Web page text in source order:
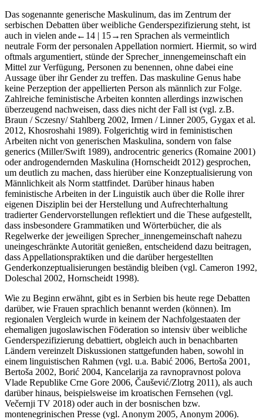
Das sogenannte generische Maskulinum, das im Zentrum der
serbischen Debatten über weibliche Genderspezifizierung steht, ist
auch in vielen ande←14 | 15→ren Sprachen als vermeintlich
neutrale Form der personalen Appellation normiert. Hiermit, so wird
oftmals argumentiert, stünde der Sprecher_innengemeinschaft ein
Mittel zur Verfügung, Personen zu benennen, ohne dabei eine
Aussage über ihr Gender zu treffen. Das maskuline Genus habe
keine Perzeption der appellierten Person als männlich zur Folge.
Zahlreiche feministische Arbeiten konnten allerdings inzwischen
überzeugend nachweisen, dass dies nicht der Fall ist (vgl. z.B.
Braun / Sczesny/ Stahlberg 2002, Irmen / Linner 2005, Gygax et al.
2012, Khosroshahi 1989). Folgerichtig wird in feministischen
Arbeiten nicht von generischen Maskulina, sondern von false
generics (Miller/Swift 1989), androcentric generics (Romaine 2001)
oderandrogendernden Maskulina (Hornscheidt 2012) gesprochen,
um deutlich zu machen, dass hierüber eine Konzeptualisierung von
Männlichkeit als Norm stattfindet. Darüber hinaus haben
feministische Arbeiten in der Linguistik auch über die Rolle ihrer
eigenen Disziplin bei der Herstellung und Aufrechterhaltung
tradierter Gendervorstellungen reflektiert und die These aufgestellt,
dass insbesondere Grammatiken und Wörterbücher, die als
Regelwerke der jeweiligen Sprecher_innengemeinschaft nahezu
uneingeschränkte Autorität genießen, entscheidend dazu beitragen,
dass Appellationspraktiken und die darüber hergestellten
Genderkonzeptualisierungen beständig bleiben (vgl. Cameron 1992,
Doleschal 2002, Hornscheidt 1998).
Wie zu Beginn erwähnt, gibt es in Serbien bis heute rege Debatten
darüber, wie Frauen sprachlich benannt werden (können). Im
regionalen Vergleich wurde in keinem der Nachfolgestaaten der
ehemaligen jugoslawischen Föderation so intensiv über weibliche
Genderspezifizierung debattiert, obgleich auch in benachbarten
Ländern vereinzelt Diskussionen stattgefunden haben, sowohl in
einem linguistischen Rahmen (vgl. u.a. Babić 2006, Bertoša 2001,
Bertoša 2002, Borić 2004, Kancelarija za ravnopravnost polova
Vlade Republike Crne Gore 2006, Čaušević/Zlotrg 2011), als auch
darüber hinaus, beispielsweise im kroatischen Fernsehen (vgl.
Večernji TV 2018) oder auch in der bosnischen bzw.
montenegrinischen Presse (vgl. Anonym 2005, Anonym 2006).